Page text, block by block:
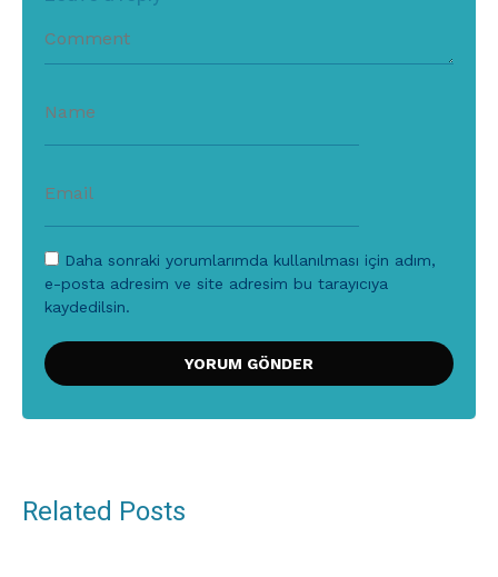
Daha sonraki yorumlarımda kullanılması için adım,
e-posta adresim ve site adresim bu tarayıcıya
kaydedilsin.
Related Posts